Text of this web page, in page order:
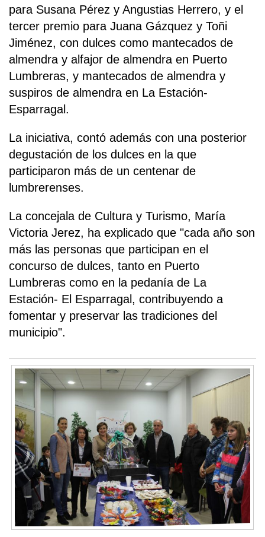
para Susana Pérez y Angustias Herrero, y el
tercer premio para Juana Gázquez y Toñi
Jiménez, con dulces como mantecados de
almendra y alfajor de almendra en Puerto
Lumbreras, y mantecados de almendra y
suspiros de almendra en La Estación-
Esparragal.
La iniciativa, contó además con una posterior
degustación de los dulces en la que
participaron más de un centenar de
lumbrerenses.
La concejala de Cultura y Turismo, María
Victoria Jerez, ha explicado que "cada año son
más las personas que participan en el
concurso de dulces, tanto en Puerto
Lumbreras como en la pedanía de La
Estación- El Esparragal, contribuyendo a
fomentar y preservar las tradiciones del
municipio".